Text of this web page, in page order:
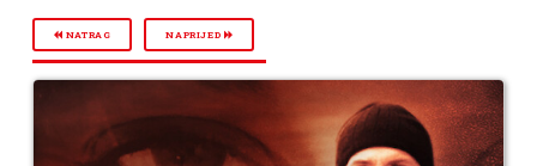
NATRAG NAPRIJED